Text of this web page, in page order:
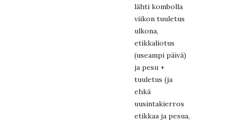
lähti kombolla
viikon tuuletus
ulkona,
etikkaliotus
(useampi päivä)
ja pesu +
tuuletus (ja
ehkä
uusintakierros
etikkaa ja pesua,